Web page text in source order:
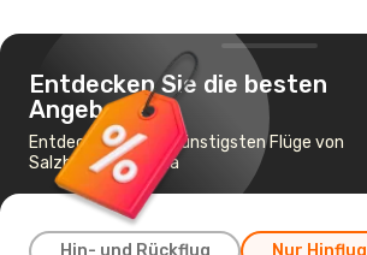
Entdecken Sie die besten
Angebote
Entdecken Sie die günstigsten Flüge von
Salzburg nach Ibiza
Hin- und Rückflug Nur Hinflug